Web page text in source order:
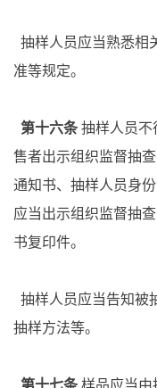
抽样人员应当熟悉相
准等规定。
第十六条 抽样人员不
售者出示组织监督抽
通知书、抽样人员身
应当出示组织监督抽
书复印件。
抽样人员应当告知被
抽样方法等。
第十七条 样品应当由